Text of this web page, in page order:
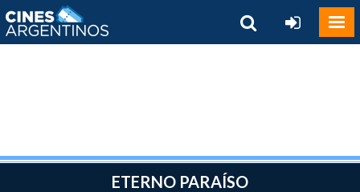
ETERNO PARAÍSO